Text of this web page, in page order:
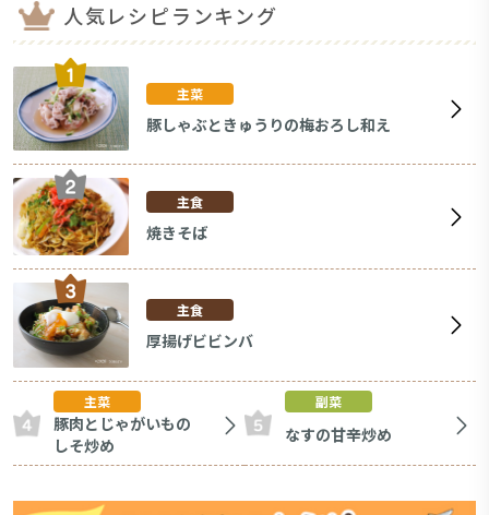
人気レシピランキング
主菜
豚しゃぶときゅうりの梅おろし和え
主食
焼きそば
主食
厚揚げビビンバ
主菜
豚肉とじゃがいもの
しそ炒め
副菜
なすの甘辛炒め